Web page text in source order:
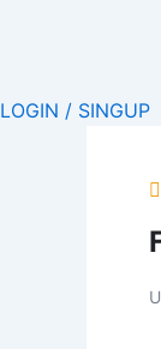
LOGIN / SINGUP